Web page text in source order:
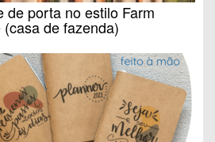
de porta no estilo Farm
(casa de fazenda)